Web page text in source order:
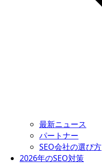
最新ニュース
パートナー
SEO会社の選び方
2026年のSEO対策